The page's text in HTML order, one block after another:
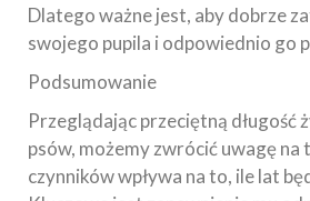
Dlatego ważne jest, aby dobrze
swojego pupila i odpowiednio go
Podsumowanie
Przeglądając przeciętną długość
psów, możemy zwrócić uwagę na
czynników wpływa na to, ile lat